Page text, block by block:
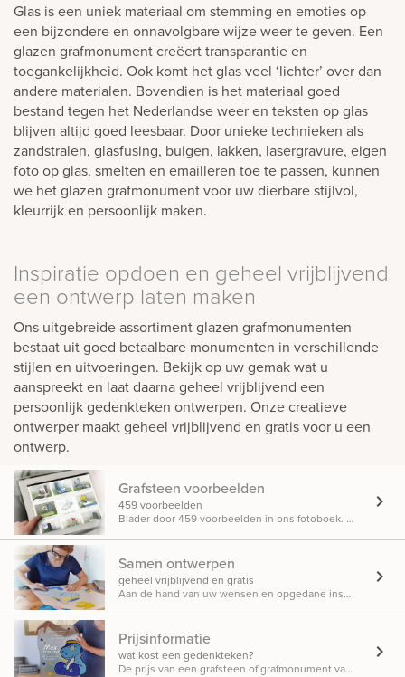
Glas is een uniek materiaal om stemming en emoties op
een bijzondere en onnavolgbare wijze weer te geven. Een
glazen grafmonument creëert transparantie en
toegankelijkheid. Ook komt het glas veel ‘lichter’ over dan
andere materialen. Bovendien is het materiaal goed
bestand tegen het Nederlandse weer en teksten op glas
blijven altijd goed leesbaar. Door unieke technieken als
zandstralen, glasfusing, buigen, lakken, lasergravure, eigen
foto op glas, smelten en emailleren toe te passen, kunnen
we het glazen grafmonument voor uw dierbare stijlvol,
kleurrijk en persoonlijk maken.
Inspiratie opdoen en geheel vrijblijvend
een ontwerp laten maken
Ons uitgebreide assortiment glazen grafmonumenten
bestaat uit goed betaalbare monumenten in verschillende
stijlen en uitvoeringen. Bekijk op uw gemak wat u
aanspreekt en laat daarna geheel vrijblijvend een
persoonlijk gedenkteken ontwerpen. Onze creatieve
ontwerper maakt geheel vrijblijvend en gratis voor u een
ontwerp.
Grafsteen voorbeelden
459 voorbeelden
Blader door 459 voorbeelden in ons fotoboek. Bewaar de foto’s die u aanspreken om zo een goed beeld te krijgen van de mogelijkheden.
chevron_right
Samen ontwerpen
geheel vrijblijvend en gratis
Aan de hand van uw wensen en opgedane inspiratie maken we geheel vrijblijvend een persoonlijk ontwerp voor een uniek gedenkteken.
chevron_right
Prijsinformatie
wat kost een gedenkteken?
De prijs van een grafsteen of grafmonument van goede kwaliteit begint al bij 1.650 euro, maar kan oplopen afhankelijk van de keuzes die u maakt.
chevron_right